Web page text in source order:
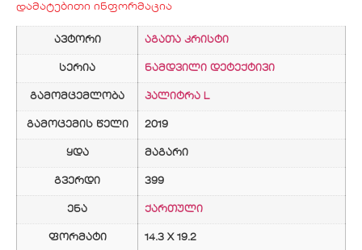
დამატებითი ინფორმაცია
ავტორი აგათა კრისტი
სერია ნამდვილი დეტექტივი
გამომცემლობა პალიტრა L
გამოცემის წელი 2019
ყდა მაგარი
გვერდი 399
ენა ქართული
ფორმატი 14.3 X 19.2